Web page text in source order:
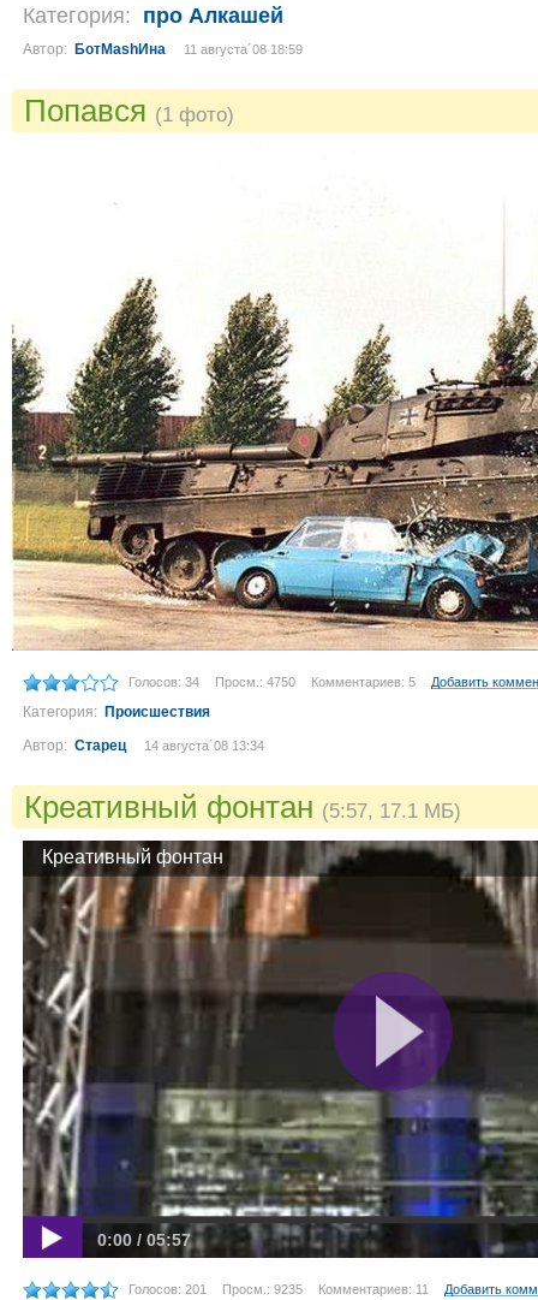
Категория: про Алкашей
Автор: БотМаshИна 11 августа´08 18:59
Попався (1 фото)
Голосов: 34 Просм.: 4750 Комментариев: 5 Добавить
Категория: Происшествия
Автор: Старец 14 августа´08 13:34
Креативный фонтан (5:57, 17.1 МБ)
Креативный фонтан
0:00 / 05:57
Голосов: 201 Просм.: 9235 Комментариев: 11 Добавить